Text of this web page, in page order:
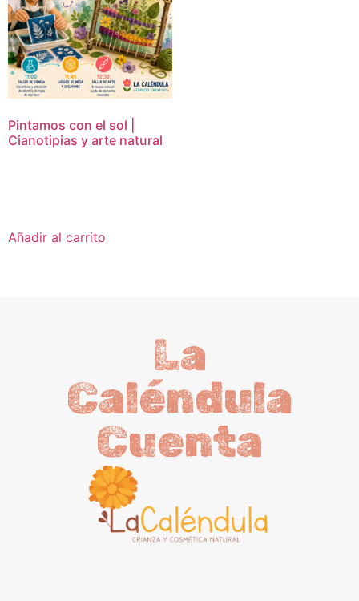
Pintamos con el sol |
Cianotipias y arte natural
Añadir al carrito
La
Caléndula
Cuenta